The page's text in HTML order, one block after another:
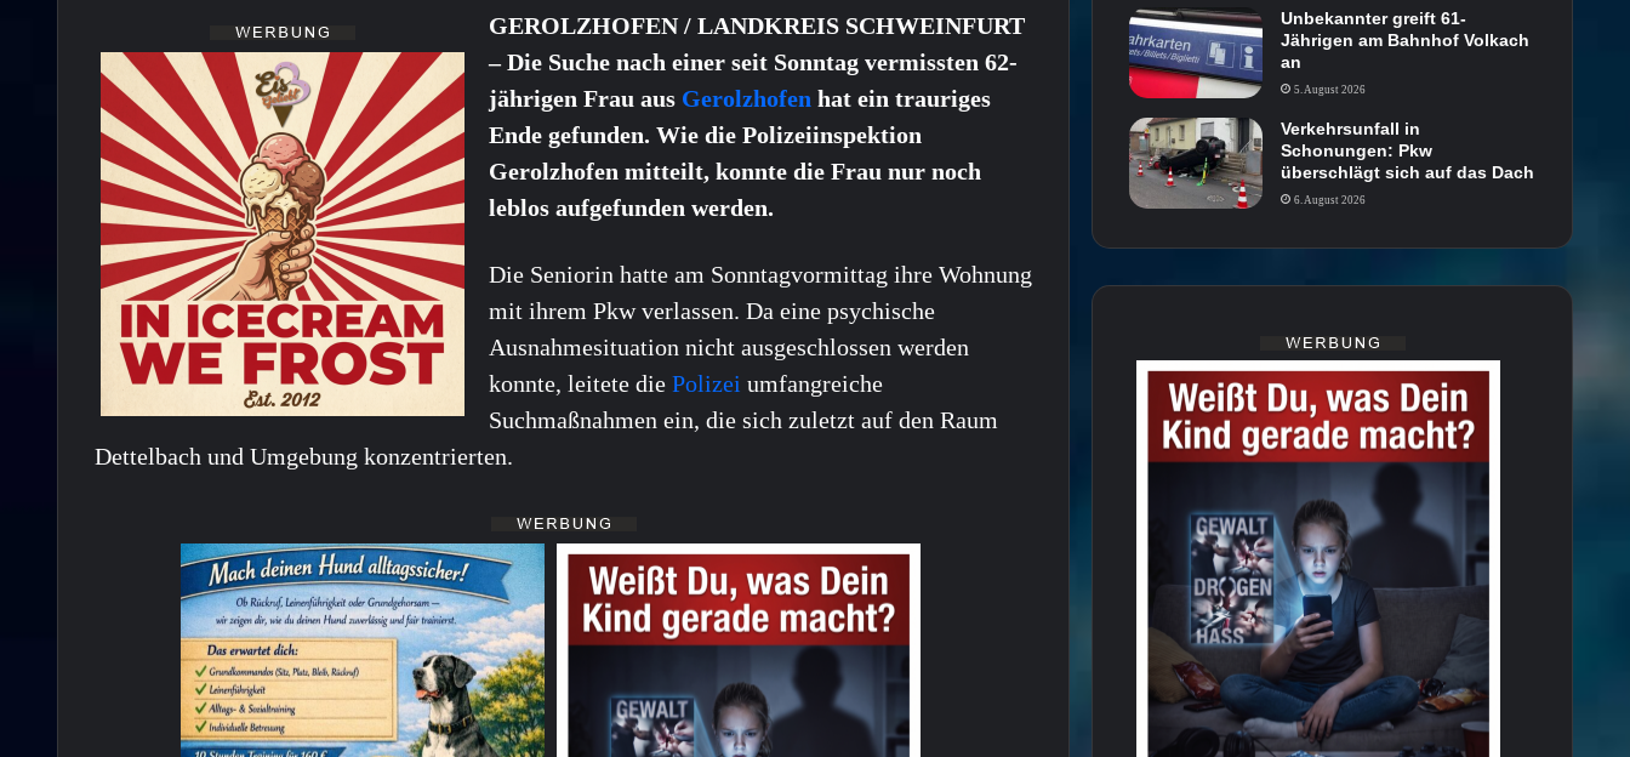
GEROLZHOFEN / LANDKREIS SCHWEINFURT
– Die Suche nach einer seit Sonntag vermissten 62-
jährigen Frau aus Gerolzhofen hat ein trauriges
Ende gefunden. Wie die Polizeiinspektion
Gerolzhofen mitteilt, konnte die Frau nur noch
leblos aufgefunden werden.
Die Seniorin hatte am Sonntagvormittag ihre Wohnung
mit ihrem Pkw verlassen. Da eine psychische
Ausnahmesituation nicht ausgeschlossen werden
konnte, leitete die Polizei umfangreiche
Suchmaßnahmen ein, die sich zuletzt auf den Raum
Dettelbach und Umgebung konzentrierten.
Unbekannter greift 61-
Jährigen am Bahnhof Volkach
an
5. August 2026
Verkehrsunfall in
Schonungen: Pkw
überschlägt sich auf das Dach
6. August 2026